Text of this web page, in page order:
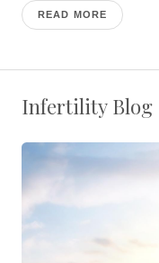
READ MORE
Infertility Blog